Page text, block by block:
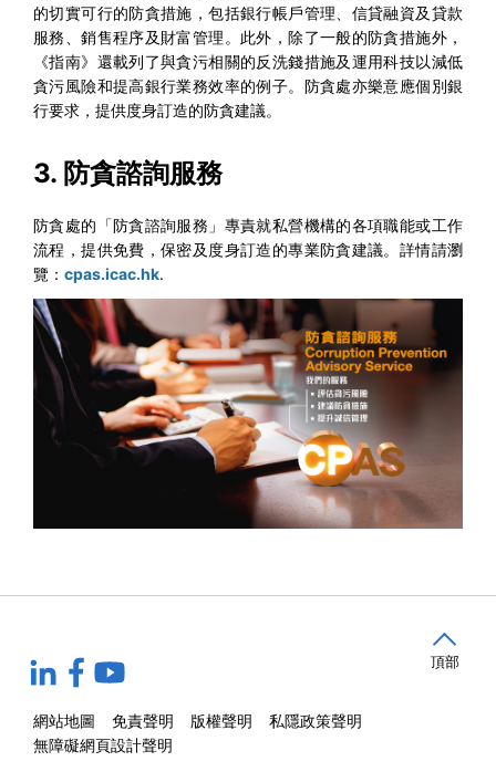
的切實可行的防貪措施，包括銀行帳戶管理、信貸融資及貸款
服務、銷售程序及財富管理。此外，除了一般的防貪措施外，
《指南》還載列了與貪污相關的反洗錢措施及運用科技以減低
貪污風險和提高銀行業務效率的例子。防貪處亦樂意應個別銀
行要求，提供度身訂造的防貪建議。
3. 防貪諮詢服務
防貪處的「防貪諮詢服務」專責就私營機構的各項職能或工作
流程，提供免費，保密及度身訂造的專業防貪建議。詳情請瀏
覽： cpas.icac.hk.
網站地圖 免責聲明 版權聲明
私隱政策聲明
無障礙網頁設計聲明
頂部